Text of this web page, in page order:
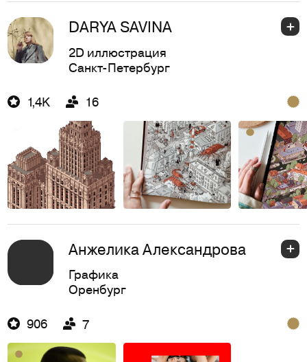
DARYA SAVINA
2D иллюстрация
Санкт-Петербург
1,4K 16
Анжелика Александрова
Графика
Оренбург
906 7